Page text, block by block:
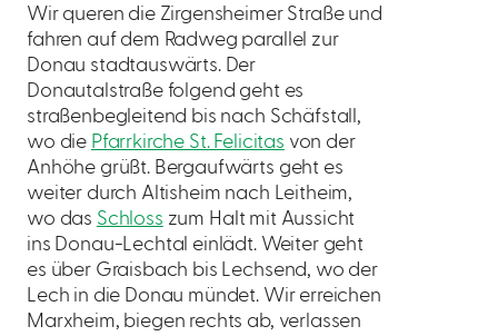
Wir queren die Zirgensheimer Straße und
fahren auf dem Radweg parallel zur
Donau stadtauswärts. Der
Donautalstraße folgend geht es
straßenbegleitend bis nach Schäfstall,
wo die Pfarrkirche St. Felicitas von der
Anhöhe grüßt. Bergaufwärts geht es
weiter durch Altisheim nach Leitheim,
wo das Schloss zum Halt mit Aussicht
ins Donau-Lechtal einlädt. Weiter geht
es über Graisbach bis Lechsend, wo der
Lech in die Donau mündet. Wir erreichen
Marxheim, biegen rechts ab, verlassen